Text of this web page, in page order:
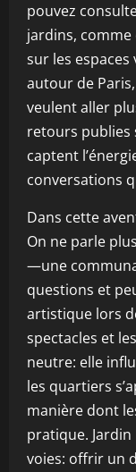
pouvez
jardins, comme
sur les
autour de
veulent aller
retours publies
captent
conversations
Dans cette
On ne parle
—une
questions et
artistique lors
spectacles et
neutre: elle
les quartiers
manière dont
pratique. Jardin
voies: offrir un